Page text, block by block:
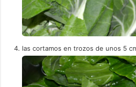
las cortamos en trozos de unos 5